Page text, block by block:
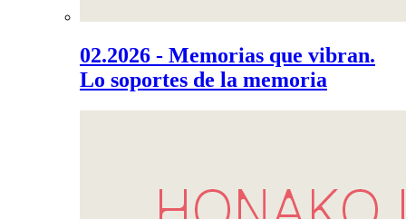
02.2026 - Memorias que vibran.
Lo soportes de la memoria